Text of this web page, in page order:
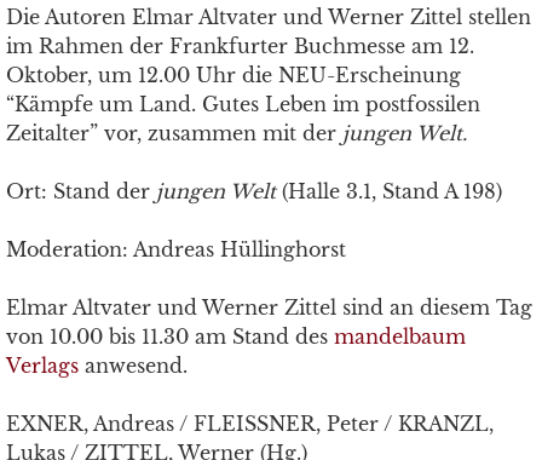
Die Autoren Elmar Altvater und Werner Zittel stellen
im Rahmen der Frankfurter Buchmesse am 12.
Oktober, um 12.00 Uhr die NEU-Erscheinung
“Kämpfe um Land. Gutes Leben im postfossilen
Zeitalter” vor, zusammen mit der jungen Welt.
Ort: Stand der jungen Welt(Halle 3.1, Stand A 198)
Moderation: Andreas Hüllinghorst
Elmar Altvater und Werner Zittel sind an diesem Tag
von 10.00 bis 11.30 am Stand des mandelbaum
Verlags anwesend.
EXNER, Andreas / FLEISSNER, Peter / KRANZL,
Lukas / ZITTEL, Werner (Hg.)